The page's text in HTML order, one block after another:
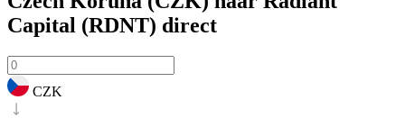
Capital (RDNT) direct
CZK